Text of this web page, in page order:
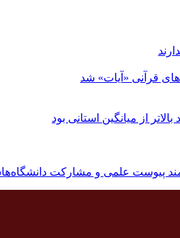
قرآنی «آیات» شد